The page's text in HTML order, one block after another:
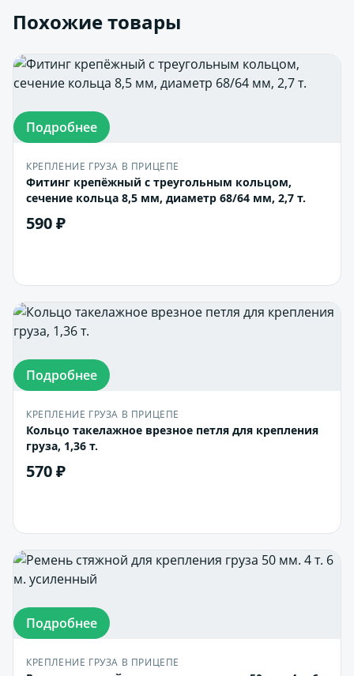
Похожие товары
Подробнее
КРЕПЛЕНИЕ ГРУЗА В ПРИЦЕПЕ
Фитинг крепёжный с треугольным кольцом,
сечение кольца 8,5 мм, диаметр 68/64 мм, 2,7 т.
590 ₽
Подробнее
КРЕПЛЕНИЕ ГРУЗА В ПРИЦЕПЕ
Кольцо такелажное врезное петля для крепления
груза, 1,36 т.
570 ₽
Подробнее
КРЕПЛЕНИЕ ГРУЗА В ПРИЦЕПЕ